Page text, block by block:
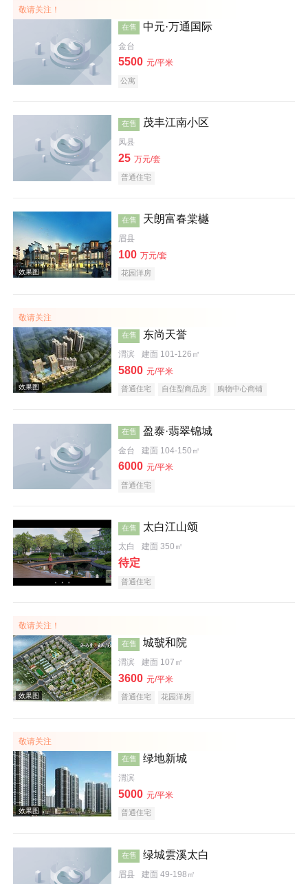
效果图
敬请关注！
在售 中元·万通国际
金台
5500 元/平米
公寓
在售 茂丰江南小区
凤县
25 万元/套
普通住宅
在售 天朗富春棠樾
眉县
100 万元/套
花园洋房
敬请关注
在售 东尚天誉
渭滨 建面 101-126㎡
5800 元/平米
普通住宅 自住型商品房
购物中心商铺
在售
盈泰·翡翠锦城
金台 建面 104-150㎡
6000 元/平米
普通住宅
在售 太白江山颂
太白 建面 350㎡
待定
普通住宅
敬请关注！
在售 城虢和院
渭滨 建面 107㎡
3600 元/平米
普通住宅 花园洋房
敬请关注
在售 绿地新城
渭滨
5000 元/平米
普通住宅
在售 绿城雲溪太白
眉县 建面 49-198㎡